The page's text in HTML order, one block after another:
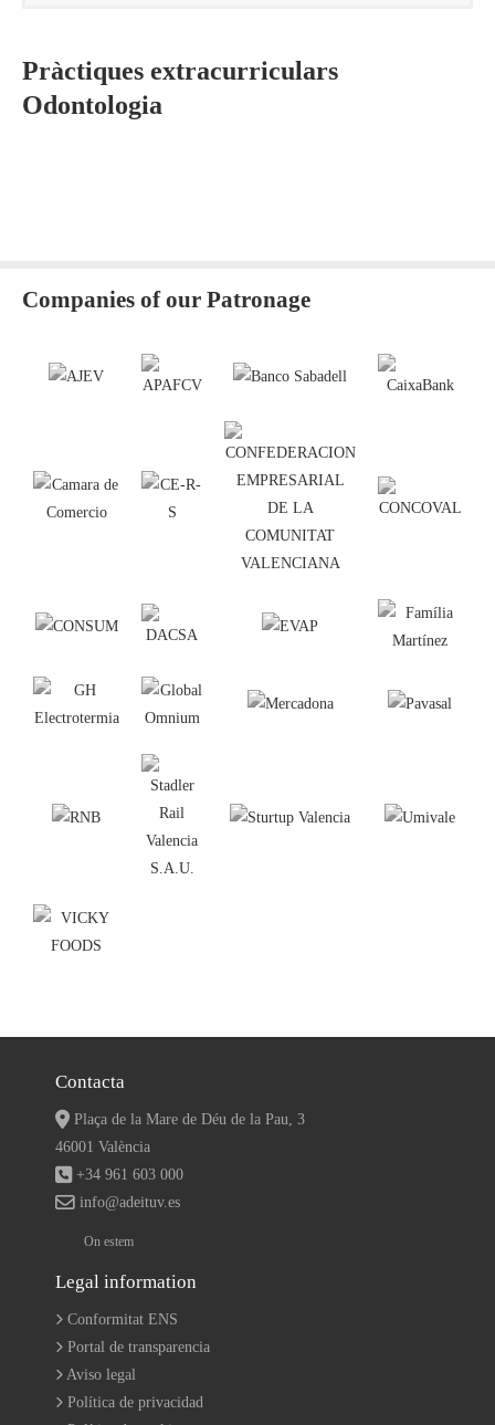
Pràctiques extracurriculars
Odontologia
Companies of our Patronage
Contacta
Plaça de la Mare de Déu de la Pau, 3
46001 València
+34 961 603 000
info@adeituv.es
On estem
Legal information
Conformitat ENS
Portal de transparencia
Aviso legal
Política de privacidad